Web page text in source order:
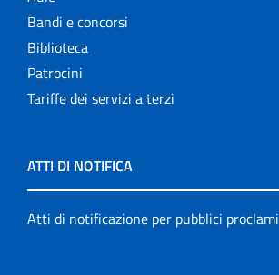
Bandi e concorsi
Biblioteca
Patrocini
Tariffe dei servizi a terzi
ATTI DI NOTIFICA
Atti di notificazione per pubblici proclami